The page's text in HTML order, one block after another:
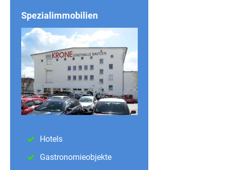
Spezialimmobilien
Hotels
Gastronomieobjekte